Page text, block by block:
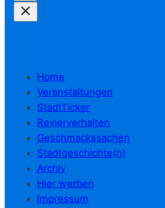
Home
Veranstaltungen
StadtTicker
Revierverhalten
Geschmackssachen
Stadtgeschichte(n)
Archiv
Hier werben
Impressum